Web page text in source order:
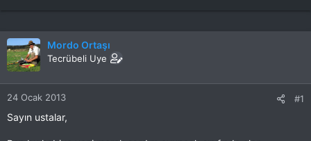
Mordo Ortaşı
Tecrübeli Uye
24 Ocak 2013 #1
Sayın ustalar,